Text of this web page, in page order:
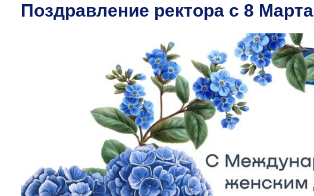
Поздравление ректора с 8 Марта